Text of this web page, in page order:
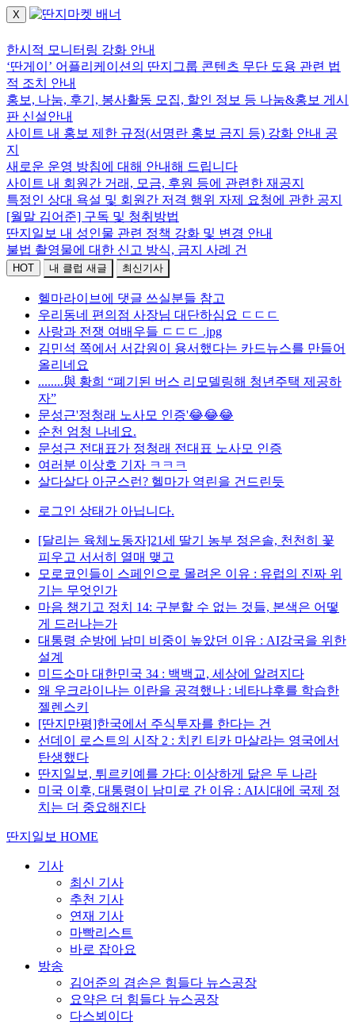
X
한시적 모니터링 강화 안내
‘딴게이’ 어플리케이션의 딴지그룹 콘텐츠 무단 도용 관련 법
적 조치 안내
홍보, 나눔, 후기, 봉사활동 모집, 할인 정보 등 나눔&홍보 게시
판 신설안내
사이트 내 홍보 제한 규정(서명란 홍보 금지 등) 강화 안내 공
지
새로운 운영 방침에 대해 안내해 드립니다
사이트 내 회원간 거래, 모금, 후원 등에 관련한 재공지
특정인 상대 욕설 및 회원간 저격 행위 자제 요청에 관한 공지
[월말 김어준] 구독 및 청취방법
딴지일보 내 성인물 관련 정책 강화 및 변경 안내
불법 촬영물에 대한 신고 방식, 금지 사례 건
HOT 내 클럽 새글 최신기사
헬마라이브에 댓글 쓰실분들 참고
우리동네 편의점 사장님 대단하심요 ㄷㄷㄷ
사랑과 전쟁 여배우들 ㄷㄷㄷ .jpg
김민석 쪽에서 서갑원이 용서했다는 카드뉴스를 만들어
올리네요
........與 황희 “폐기된 버스 리모델링해 청년주택 제공하
자”
문성근'정청래 노사모 인증'😂😂😂
순천 엄청 나네요.
문성근 전대표가 정청래 전대표 노사모 인증
여러분 이상호 기자 ㅋㅋㅋ
살다살다 아군스런? 헬마가 역린을 건드린듯
로그인 상태가 아닙니다.
[달리는 육체노동자]21세 딸기 농부 정은솔, 천천히 꽃
피우고 서서히 열매 맺고
모로코인들이 스페인으로 몰려온 이유 : 유럽의 진짜 위
기는 무엇인가
마음 챙기고 정치 14: 구분할 수 없는 것들, 본색은 어떻
게 드러나는가
대통령 순방에 남미 비중이 높았던 이유 : AI강국을 위한
설계
미드소마 대한민국 34 : 백백교, 세상에 알려지다
왜 우크라이나는 이란을 공격했나 : 네타냐후를 학습한
젤렌스키
[딴지만평]한국에서 주식투자를 한다는 건
선데이 로스트의 시작 2 : 치킨 티카 마살라는 영국에서
탄생했다
딴지일보, 튀르키예를 가다: 이상하게 닮은 두 나라
미국 이후, 대통령이 남미로 간 이유 : AI시대에 국제 정
치는 더 중요해진다
딴지일보 HOME
기사
최신 기사
추천 기사
연재 기사
마빡리스트
바로 잡아요
방송
김어준의 겸손은 힘들다 뉴스공장
요약은 더 힘들다 뉴스공장
다스뵈이다